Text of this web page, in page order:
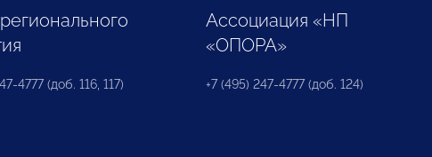
4777 (доб. 116, 117)
Ассоциация «НП
«ОПОРА»
+7 (495) 247-4777 (доб. 124)